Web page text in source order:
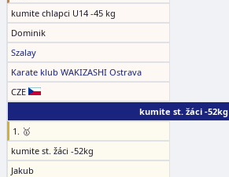
kumite chlapci U14 -45 kg
Dominik
Szalay
Karate klub WAKIZASHI Ostrava
CZE
kumite st. žáci -52kg
1. 🥇
kumite st. žáci -52kg
Jakub